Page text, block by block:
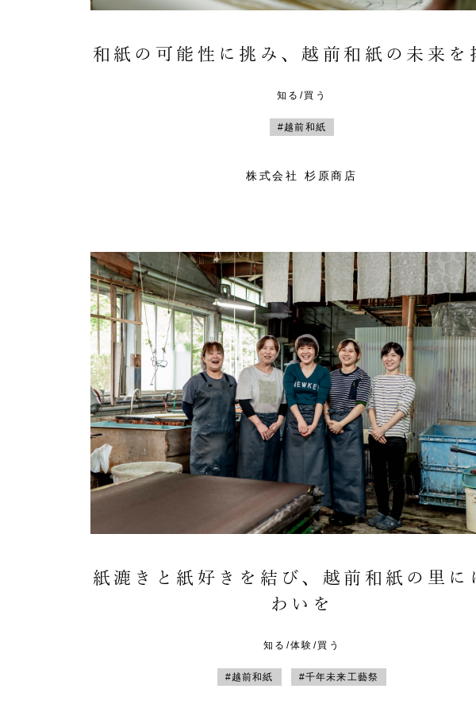
和紙の可能性に挑み、越前和紙の未来を
知る/買う
#越前和紙
株式会社 杉原商店
紙漉きと紙好きを結び、越前和紙の里に
わいを
知る/体験/買う
#越前和紙 #千年未来工藝祭